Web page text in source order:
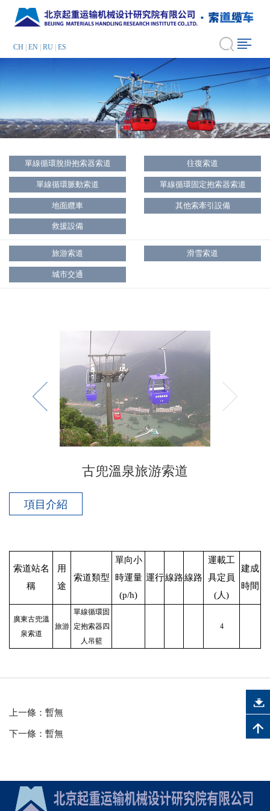
CH |EN |RU |ES
單線循環脫掛抱索器索道 往復索道
單線循環脈動索道 單線循環固定抱索器索道
地面纜車 其他索牽引設備
救援設備
旅游索道 滑雪索道
城市交通
古兜溫泉旅游索道
項目介紹
索道站名
稱
用
途
索道類型
單向小
時運量
(p/h)
運行線路線路
運載工
具定員
(人)
建成
時間
廣東古兜溫
泉索道
旅游
單線循環固
定抱索器四
人吊籃
4
上一條：暫無
下一條：暫無